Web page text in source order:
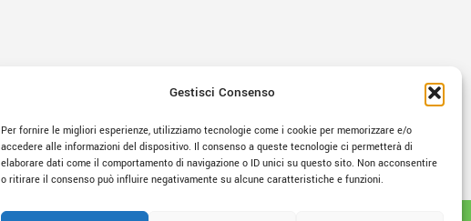
Gestisci Consenso
Per fornire le migliori esperienze, utilizziamo tecnologie come i cookie per memorizzare e/o
accedere alle informazioni del dispositivo. Il consenso a queste tecnologie ci permetterà di
elaborare dati come il comportamento di navigazione o ID unici su questo sito. Non acconsentire
o ritirare il consenso può influire negativamente su alcune caratteristiche e funzioni.